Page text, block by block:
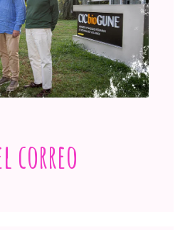
de doña Letizia que lo
su compromiso con las
raras
publicación
correo